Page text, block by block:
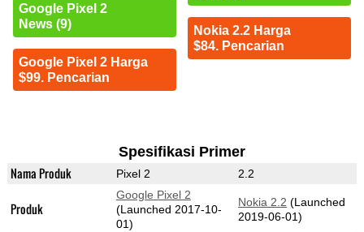
Google Pixel 2
News (9)
Google Pixel 2 Harga
$99. Pencarian
Nokia 2.2 Harga
$84. Pencarian
Spesifikasi Primer
Nama Produk Pixel 2 2.2
Produk
Google Pixel 2
(Launched 2017-10-
01)
Nokia 2.2 (Launched
2019-06-01)